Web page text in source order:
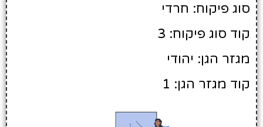
סוג פיקוח: חרדי
קוד סוג פיקוח: 3
מגזר הגן: יהודי
קוד מגזר הגן: 1